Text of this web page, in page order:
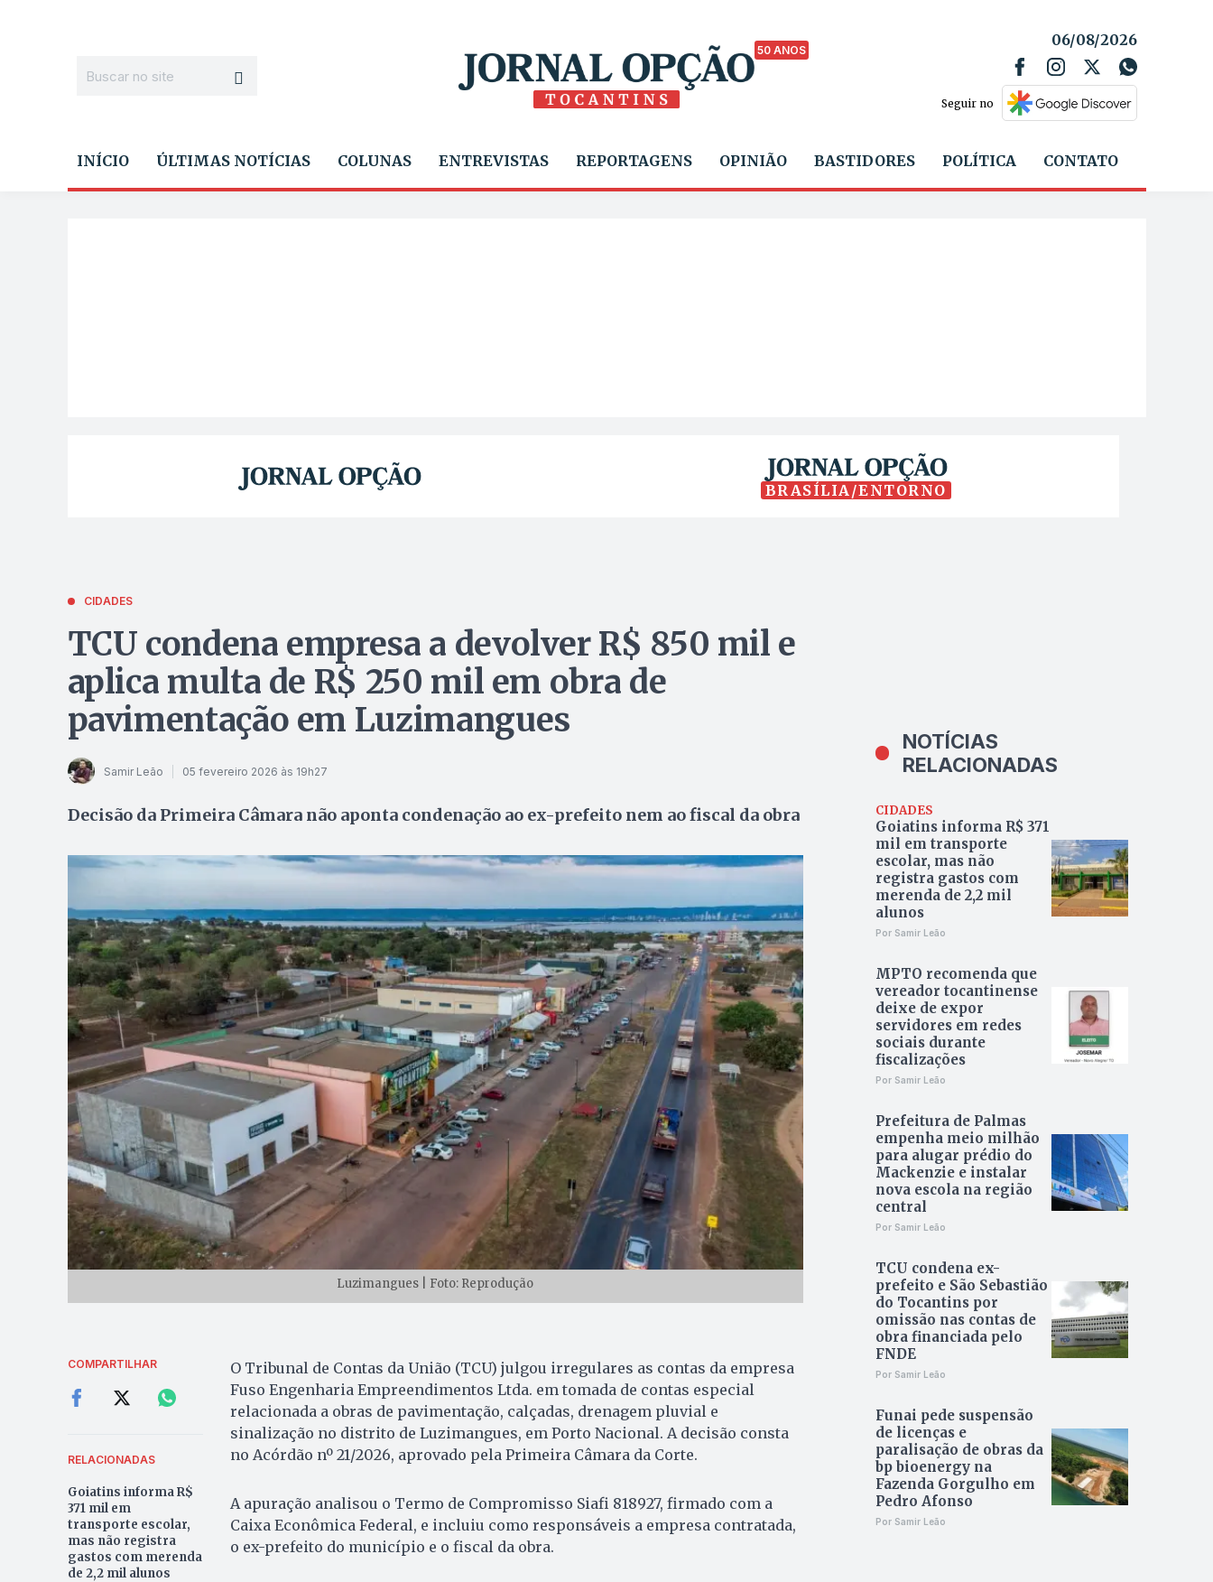
50 ANOS
06/08/2026
Seguir no
INÍCIO ÚLTIMAS NOTÍCIAS COLUNAS ENTREVISTAS REPORTAGENS OPINIÃO BASTIDORES POLÍTICA CONTATO
BRASÍLIA/ENTORNO
CIDADES
TCU condena empresa a devolver R$ 850 mil e
aplica multa de R$ 250 mil em obra de
pavimentação em Luzimangues
Samir Leão 05 fevereiro 2026 às 19h27
Decisão da Primeira Câmara não aponta condenação ao ex-prefeito nem ao fiscal da obra
Luzimangues | Foto: Reprodução
COMPARTILHAR
RELACIONADAS
Goiatins informa R$
371 mil em
transporte escolar,
mas não registra
gastos com merenda
de 2,2 mil alunos
O Tribunal de Contas da União (TCU) julgou irregulares as contas da empresa
Fuso Engenharia Empreendimentos Ltda. em tomada de contas especial
relacionada a obras de pavimentação, calçadas, drenagem pluvial e
sinalização no distrito de Luzimangues, em Porto Nacional. A decisão consta
no Acórdão nº 21/2026, aprovado pela Primeira Câmara da Corte.
A apuração analisou o Termo de Compromisso Siafi 818927, firmado com a
Caixa Econômica Federal, e incluiu como responsáveis a empresa contratada,
o ex-prefeito do município e o fiscal da obra.
NOTÍCIAS
RELACIONADAS
CIDADES
Goiatins informa R$ 371
mil em transporte
escolar, mas não
registra gastos com
merenda de 2,2 mil
alunos
Por Samir Leão
MPTO recomenda que
vereador tocantinense
deixe de expor
servidores em redes
sociais durante
fiscalizações
Por Samir Leão
Prefeitura de Palmas
empenha meio milhão
para alugar prédio do
Mackenzie e instalar
nova escola na região
central
Por Samir Leão
TCU condena ex-
prefeito e São Sebastião
do Tocantins por
omissão nas contas de
obra financiada pelo
FNDE
Por Samir Leão
Funai pede suspensão
de licenças e
paralisação de obras da
bp bioenergy na
Fazenda Gorgulho em
Pedro Afonso
Por Samir Leão